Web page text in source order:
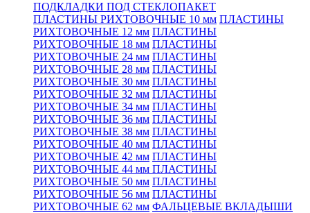
ПОДКЛАДКИ ПОД СТЕКЛОПАКЕТ
ПЛАСТИНЫ РИХТОВОЧНЫЕ 10 мм ПЛАСТИНЫ
РИХТОВОЧНЫЕ 12 мм ПЛАСТИНЫ
РИХТОВОЧНЫЕ 18 мм ПЛАСТИНЫ
РИХТОВОЧНЫЕ 24 мм ПЛАСТИНЫ
РИХТОВОЧНЫЕ 28 мм ПЛАСТИНЫ
РИХТОВОЧНЫЕ 30 мм ПЛАСТИНЫ
РИХТОВОЧНЫЕ 32 мм ПЛАСТИНЫ
РИХТОВОЧНЫЕ 34 мм ПЛАСТИНЫ
РИХТОВОЧНЫЕ 36 мм ПЛАСТИНЫ
РИХТОВОЧНЫЕ 38 мм ПЛАСТИНЫ
РИХТОВОЧНЫЕ 40 мм ПЛАСТИНЫ
РИХТОВОЧНЫЕ 42 мм ПЛАСТИНЫ
РИХТОВОЧНЫЕ 44 мм ПЛАСТИНЫ
РИХТОВОЧНЫЕ 50 мм ПЛАСТИНЫ
РИХТОВОЧНЫЕ 56 мм ПЛАСТИНЫ
РИХТОВОЧНЫЕ 62 мм ФАЛЬЦЕВЫЕ ВКЛАДЫШИ